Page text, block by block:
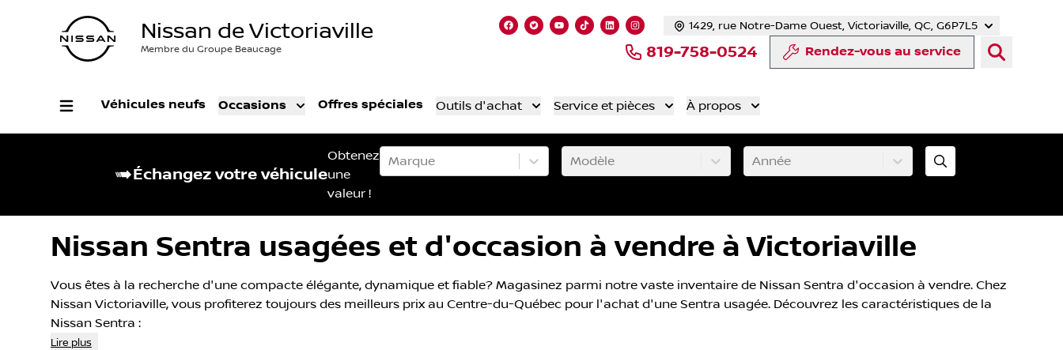
Nissan de Victoriaville
Membre du Groupe Beaucage Rendez-vous au service
819-758-0524
Lien vers notre page facebook
Lien vers notre compte Twitter
Lien vers notre chaîne YouTube
Lien vers notre compte Tiktok
Lien vers notre compte LinkedIn
Lien vers notre compte Instagram
1429, rue Notre-Dame Ouest, Victoriaville, QC, G6P7L5
Véhicules neufs Occasions Offres spéciales Outils d'achat Service et pièces À propos
Échangez votre véhicule
Obtenez
une
valeur !
Marque Modèle Année
Nissan Sentra usagées et d'occasion à vendre à Victoriaville
Vous êtes à la recherche d'une compacte élégante, dynamique et fiable? Magasinez parmi notre vaste inventaire de Nissan Sentra d'occasion à vendre. Chez
Nissan Victoriaville, vous profiterez toujours des meilleurs prix au Centre-du-Québec pour l'achat d'une Sentra usagée. Découvrez les caractéristiques de la
Nissan Sentra :
Lire plus